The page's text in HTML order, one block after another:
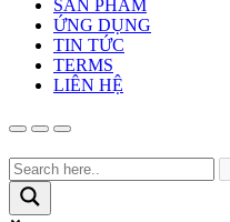
SẢN PHẨM
ỨNG DỤNG
TIN TỨC
TERMS
LIÊN HỆ